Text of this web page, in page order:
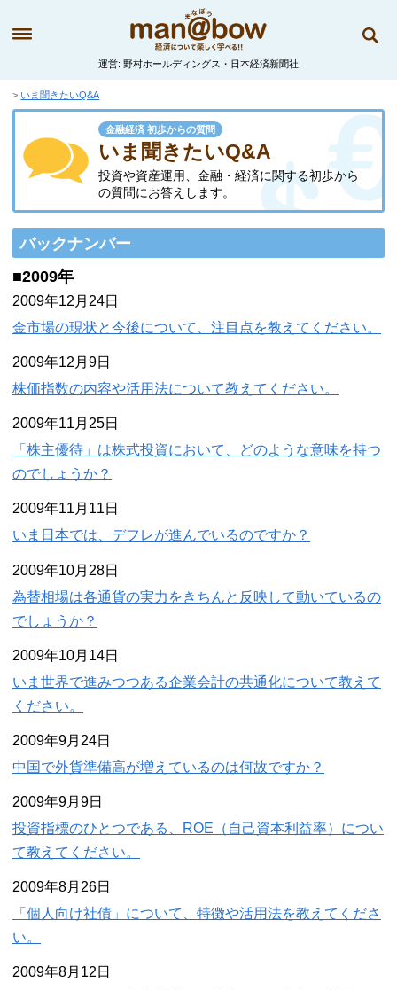
運営 野村ホールディングス・日本経済新聞社
いま聞きたいQ&A
金融経済 初歩からの質問
いま聞きたいQ&A
投資や資産運用、金融・経済に関する初歩から
の質問にお答えします。
バックナンバー
■2009年
2009年12月24日
金市場の現状と今後について、注目点を教えてください。
2009年12月9日
株価指数の内容や活用法について教えてください。
2009年11月25日
「株主優待」は株式投資において、どのような意味を持つ
のでしょうか？
2009年11月11日
いま日本では、デフレが進んでいるのですか？
2009年10月28日
為替相場は各通貨の実力をきちんと反映して動いているの
でしょうか？
2009年10月14日
いま世界で進みつつある企業会計の共通化について教えて
ください。
2009年9月24日
中国で外貨準備高が増えているのは何故ですか？
2009年9月9日
投資指標のひとつである、ROE（自己資本利益率）につい
て教えてください。
2009年8月26日
「個人向け社債」について、特徴や活用法を教えてくださ
い。
2009年8月12日